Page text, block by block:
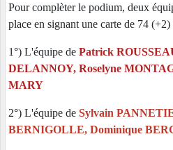
Pour complèter le podium, deux
place en signant une carte de 74 (+2)
1°) L'équipe de Patrick
DELANNOY, Roselyne
MARY
2°) L'équipe de Sylvain
BERNIGOLLE, Dominique